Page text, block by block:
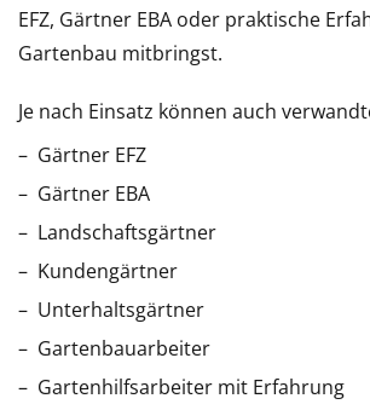
EFZ, Gärtner EBA oder praktische
Gartenbau mitbringst.
Je nach Einsatz können auch
Gärtner EFZ
Gärtner EBA
Landschaftsgärtner
Kundengärtner
Unterhaltsgärtner
Gartenbauarbeiter
Gartenhilfsarbeiter mit Erfahrung